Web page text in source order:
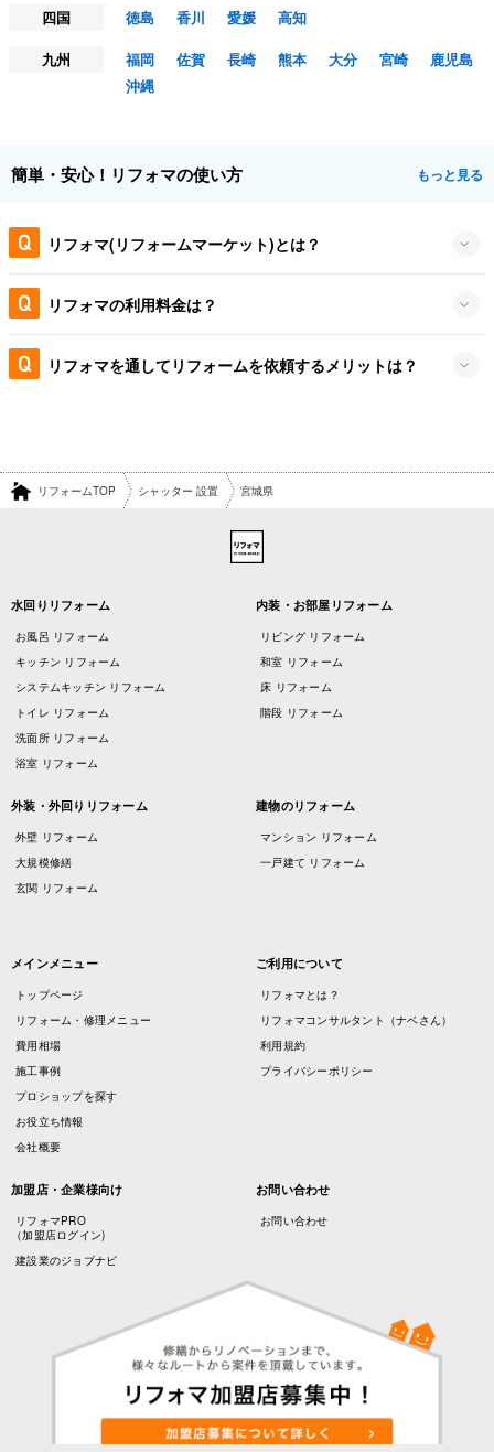
四国
徳島 香川 愛媛
高知
九州
福岡 佐賀 長崎 熊本 大分 宮崎
鹿児島
沖縄
簡単・安心！リフォマの使い方 もっと見る
リフォマ(リフォームマーケット)とは？
リフォマの利用料金は？
リフォマを通してリフォームを依頼するメリットは？
リフォームTOP シャッター 設置 宮城県
水回りリフォーム
お風呂 リフォーム
キッチン リフォーム
システムキッチン リフォーム
トイレ リフォーム
洗面所 リフォーム
浴室 リフォーム
内装・お部屋リフォーム
リビング リフォーム
和室 リフォーム
床 リフォーム
階段 リフォーム
外装・外回りリフォーム
外壁 リフォーム
大規模修繕
玄関 リフォーム
建物のリフォーム
マンション リフォーム
一戸建て リフォーム
メインメニュー
トップページ
リフォーム・修理メニュー
費用相場
施工事例
プロショップを探す
お役立ち情報
会社概要
ご利用について
リフォマとは？
リフォマコンサルタント（ナベさん）
利用規約
プライバシーポリシー
加盟店・企業様向け
リフォマPRO
（加盟店ログイン)
建設業のジョブナビ
お問い合わせ
お問い合わせ